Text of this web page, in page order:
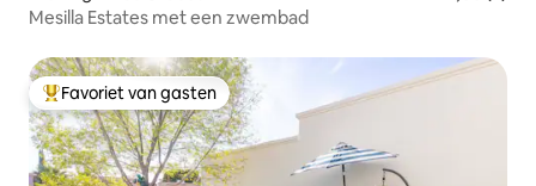
Mesilla Estates met een zwembad
Topfavoriet van gasten
Favoriet van gasten